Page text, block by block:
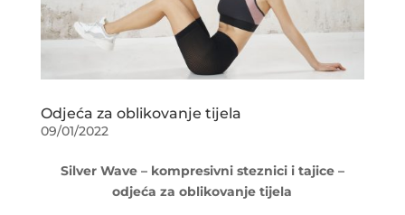
Odjeća za oblikovanje tijela
09/01/2022
Silver Wave – kompresivni steznici i tajice –
odjeća za oblikovanje tijela